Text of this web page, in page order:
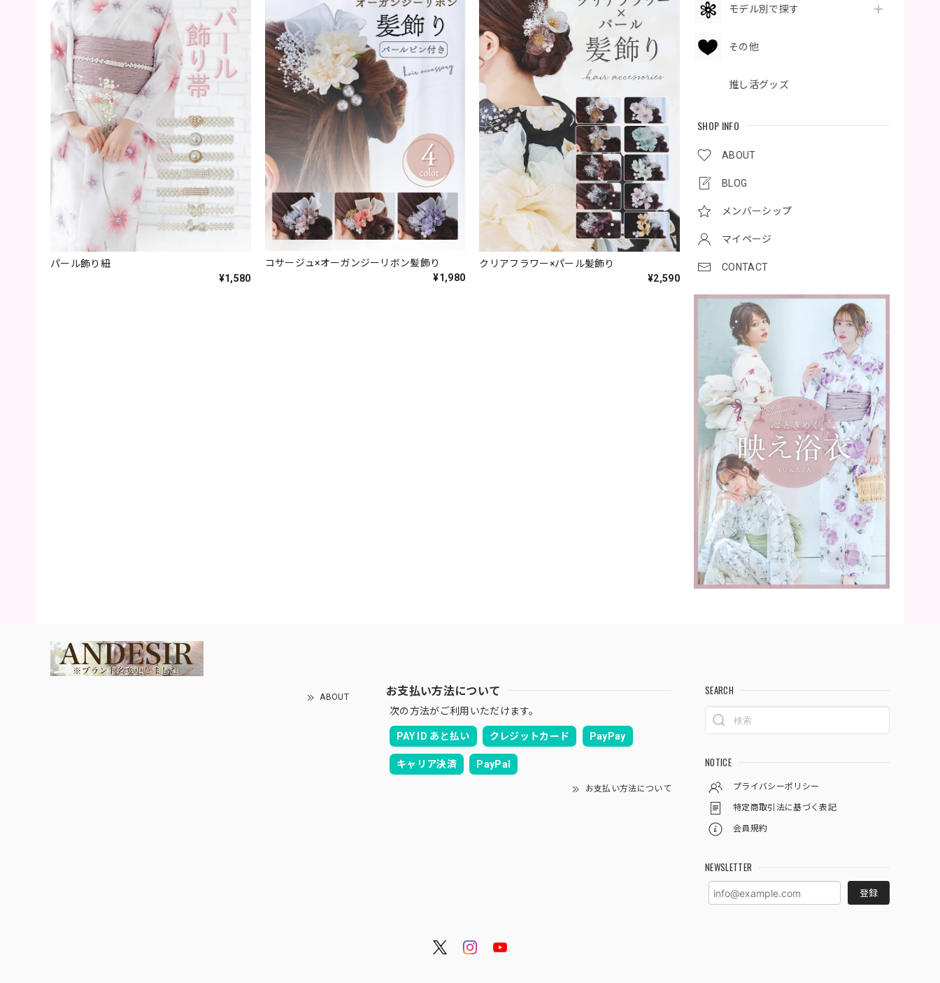
モデル別で探す
その他
推し活グッズ
SHOP INFO
ABOUT
BLOG
メンバーシップ
マイページ
CONTACT
パール飾り紐
¥1,580
コサージュ×オーガンジーリボン髪飾り
¥1,980
クリアフラワー×パール髪飾り
¥2,590
ABOUT お支払い方法について
次の方法がご利用いただけます。
PAY ID あと払い クレジットカード PayPay
キャリア決済 PayPal
お支払い方法について
SEARCH
NOTICE
プライバシーポリシー
特定商取引法に基づく表記
会員規約
NEWSLETTER
登録